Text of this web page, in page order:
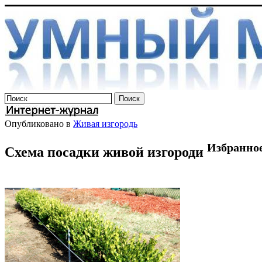
Опубликовано в Живая изгородь
Схема посадки живой изгороди